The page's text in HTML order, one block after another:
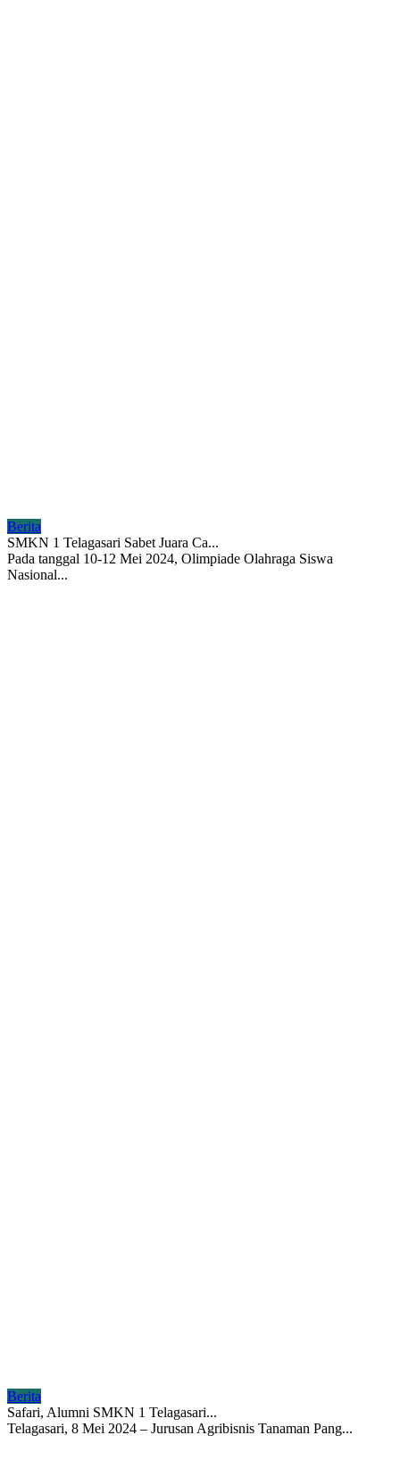
Berita
SMKN 1 Telagasari Sabet Juara Ca...
Pada tanggal 10-12 Mei 2024, Olimpiade Olahraga Siswa
Nasional...
Berita
Safari, Alumni SMKN 1 Telagasari...
Telagasari, 8 Mei 2024 – Jurusan Agribisnis Tanaman Pang...